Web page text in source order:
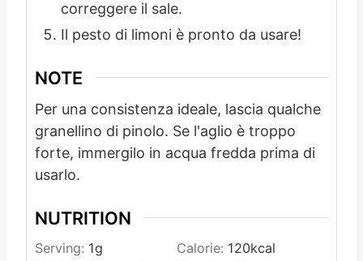
correggere il sale.
Il pesto di limoni è pronto da usare!
NOTE
Per una consistenza ideale, lascia qualche
granellino di pinolo. Se l'aglio è troppo
forte, immergilo in acqua fredda prima di
usarlo.
NUTRITION
Serving: 1g Calorie: 120kcal